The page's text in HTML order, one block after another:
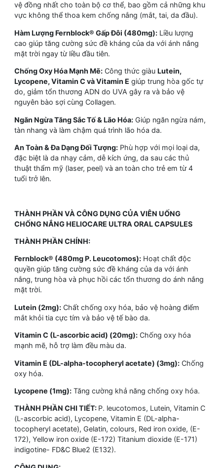
vệ đồng nhất cho toàn bộ cơ thể, bao gồm cả những khu
vực không thể thoa kem chống nắng (mắt, tai, da đầu).
Hàm Lượng Fernblock® Gấp Đôi (480mg): Liều lượng
cao giúp tăng cường sức đề kháng của da với ánh nắng
mặt trời ngay từ liều đầu tiên.
Chống Oxy Hóa Mạnh Mẽ: Công thức giàu Lutein,
Lycopene, Vitamin C và Vitamin E giúp trung hòa gốc tự
do, giảm tổn thương ADN do UVA gây ra và bảo vệ
nguyên bào sợi cùng Collagen.
Ngăn Ngừa Tăng Sắc Tố & Lão Hóa: Giúp ngăn ngừa nám,
tàn nhang và làm chậm quá trình lão hóa da.
An Toàn & Đa Dạng Đối Tượng: Phù hợp với mọi loại da,
đặc biệt là da nhạy cảm, dễ kích ứng, da sau các thủ
thuật thẩm mỹ (laser, peel) và an toàn cho trẻ em từ 4
tuổi trở lên.
THÀNH PHẦN VÀ CÔNG DỤNG CỦA VIÊN UỐNG
CHỐNG NẮNG HELIOCARE ULTRA ORAL CAPSULES
THÀNH PHẦN CHÍNH:
Fernblock® (480mg P. Leucotomos): Hoạt chất độc
quyền giúp tăng cường sức đề kháng của da với ánh
nắng, trung hòa và phục hồi các tổn thương do ánh nắng
mặt trời.
Lutein (2mg): Chất chống oxy hóa, bảo vệ hoàng điểm
mắt khỏi tia cực tím và bảo vệ tế bào da.
Vitamin C (L-ascorbic acid) (20mg): Chống oxy hóa
mạnh mẽ, hỗ trợ làm đều màu da.
Vitamin E (DL-alpha-tocopheryl acetate) (3mg): Chống
oxy hóa.
Lycopene (1mg): Tăng cường khả năng chống oxy hóa.
THÀNH PHẦN CHI TIẾT: P. leucotomos, Lutein, Vitamin C
(L-ascorbic acid), Lycopene, Vitamin E (DL-alpha-
tocopheryl acetate), Gelatin, colours, Red iron oxide, (E-
172), Yellow iron oxide (E-172) Titanium dioxide (E-171)
indigotine- FD&C Blue2 (E132).